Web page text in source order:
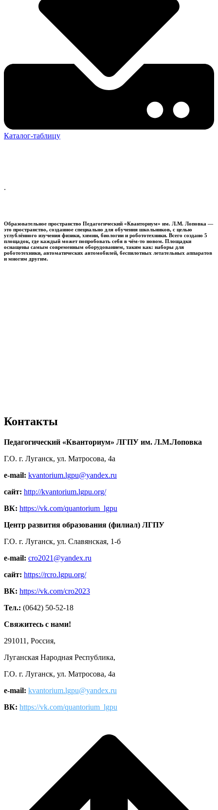
Каталог-таблицу
.
Образовательное пространство Педагогический «Кванториум» им. Л.М. Лоповка —
это пространство, созданное специально для обучения школьников, с целью
углублённого изучения физики, химии, биологии и робототехники. Всего создано 5
площадок, где каждый может попробовать себя в чём-то новом. Площадки
оснащены самым современным оборудованием, таким как: наборы для
робототехники, автоматических автомобилей, беспилотных летательных аппаратов
и многим другим.
Контакты
Педагогический «Кванториум» ЛГПУ им. Л.М.Лоповка
Г.О. г. Луганск, ул. Матросова, 4а
e-mail: kvantorium.lgpu@yandex.ru
сайт: http://kvantorium.lgpu.org/
ВК: https://vk.com/quantorium_lgpu
Центр развития образования (филиал) ЛГПУ
Г.О. г. Луганск, ул. Славянская, 1-б
e-mail: cro2021@yandex.ru
сайт: https://rcro.lgpu.org/
ВК: https://vk.com/cro2023
Тел.: (0642) 50-52-18
Свяжитесь с нами!
291011, Россия,
Луганская Народная Республика,
Г.О. г. Луганск, ул. Матросова, 4а
e-mail: kvantorium.lgpu@yandex.ru
ВК: https://vk.com/quantorium_lgpu